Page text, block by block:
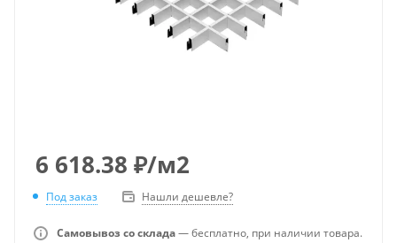
6 618.38 ₽/м2
Под заказ Нашли дешевле?
Самовывоз со склада— бесплатно, при наличии товара.